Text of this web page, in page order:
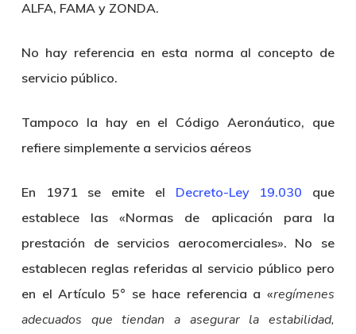
ALFA, FAMA y ZONDA.
No hay referencia en esta norma al concepto de
servicio público.
Tampoco la hay en el Código Aeronáutico, que
refiere simplemente a servicios aéreos
En 1971 se emite el Decreto-Ley 19.030 que
establece las «Normas de aplicación para la
prestación de servicios aerocomerciales». No se
establecen reglas referidas al servicio público pero
en el Artículo 5° se hace referencia a «regímenes
adecuados que tiendan a asegurar la estabilidad,